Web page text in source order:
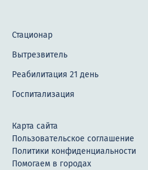
Карта сайта
Пользовательское соглашение
Политики конфиденциальности
Помогаем в городах
Стационар
Вытрезвитель
Реабилитация 21 день
Госпитализация